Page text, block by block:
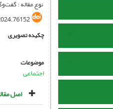
نوع مقاله :
چکیده تصویری
موضوعات
اجتماعی
اصل